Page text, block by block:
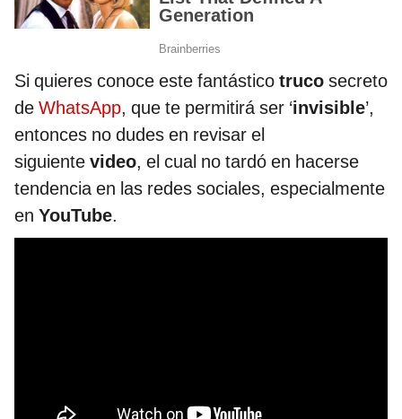
Si quieres conoce este fantástico truco secreto
de WhatsApp, que te permitirá ser ‘invisible’,
entonces no dudes en revisar el
siguiente video, el cual no tardó en hacerse
tendencia en las redes sociales, especialmente
en YouTube.